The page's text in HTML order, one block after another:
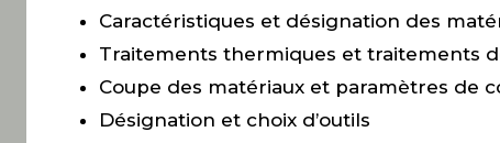
Caractéristiques et désignation des
Traitements thermiques et traitements
Coupe des matériaux et paramètres de
Désignation et choix d’outils